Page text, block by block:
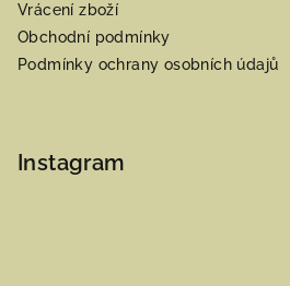
Vrácení zboží
Obchodní podmínky
Podmínky ochrany osobních údajů
Instagram